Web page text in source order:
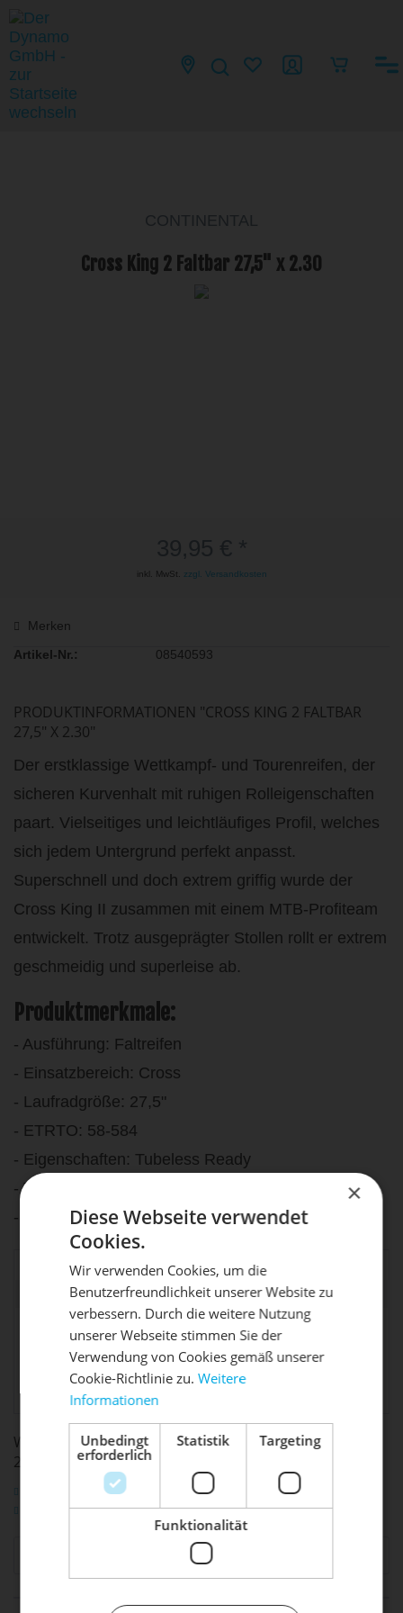
CONTINENTAL
Cross King 2 Faltbar 27,5" x 2.30
inkl. MwSt. zzgl. Versandkosten
Merken
Artikel-Nr.:
08540593
PRODUKTINFORMATIONEN "CROSS KING 2 FALTBAR
27,5" X 2.30"
Der erstklassige Wettkampf- und Tourenreifen, der
sicheren Kurvenhalt mit ruhigen Rolleigenschaften
paart. Vielseitiges und leichtläufiges Profil, welches
sich jedem Untergrund perfekt anpasst.
Superschnell und doch extrem griffig wurde der
Cross King II zusammen mit einem MTB-Profiteam
entwickelt. Trotz ausgeprägter Stollen rollt er extrem
geschmeidig und superleise ab.
Produktmerkmale:
- Ausführung: Faltreifen
- Einsatzbereich: Cross
- Laufradgröße: 27,5"
- ETRTO: 58-584
- Eigenschaften: Tubeless Ready
- TPI / EPI: 3x 180
- Material: Synthetischer Kautschuk
Reifengröße:
27.5"
Reifenbreite:
2.30"
Produktsicherheit:
Continental Reifen
Deutschland GmbH,
Continental-Plaza 1,
30175 Hannover,
WEITERFÜHRENDE LINKS ZU "CROSS KING 2 FALTBAR
27,5" X 2.30"
Fragen zum Artikel?
Weitere Artikel von Continental
X
DIE SONNE LACHT, DEIN
RAD ERWACHT
Mach dein Bike frühlingsfit - gönn
ihm den Service, den es verdient!
Dein Bike braucht Service, Wartung
oder ein Update?
Buche dir jetzt deinen Termin.
×
Diese Webseite verwendet
Cookies.
Wir verwenden Cookies, um die
Benutzerfreundlichkeit unserer Website zu
verbessern. Durch die weitere Nutzung
unserer Webseite stimmen Sie der
Verwendung von Cookies gemäß unserer
Cookie-Richtlinie zu.Weitere
Informationen
Unbedingt
erforderlich
Statistik Targeting
Funktionalität